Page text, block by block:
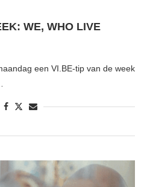
WE, WHO LIVE
een VI.BE-tip van de week